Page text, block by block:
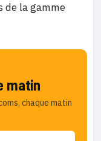
de la gamme
matin
chaque matin